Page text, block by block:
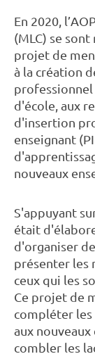
En 2020,
(MLC) se
projet de
à la création
d'école, aux
d'insertion
enseignant
nouveaux
S'appuyant
était
d'organiser
présenter les
ceux qui les
Ce projet de
compléter les
aux
combler les